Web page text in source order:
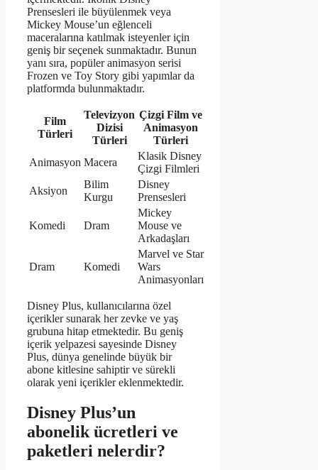
Prensesleri ile büyülenmek veya
Mickey Mouse’un eğlenceli
maceralarına katılmak isteyenler için
geniş bir seçenek sunmaktadır. Bunun
yanı sıra, popüler animasyon serisi
Frozen ve Toy Story gibi yapımlar da
platformda bulunmaktadır.
Film
Türleri
Televizyon
Dizisi
Türleri
Çizgi Film ve
Animasyon
Türleri
Animasyon Macera
Klasik Disney
Çizgi Filmleri
Aksiyon
Bilim
Kurgu
Disney
Prensesleri
Komedi Dram
Mickey
Mouse ve
Arkadaşları
Dram Komedi
Marvel ve Star
Wars
Animasyonları
Disney Plus, kullanıcılarına özel
içerikler sunarak her zevke ve yaş
grubuna hitap etmektedir. Bu geniş
içerik yelpazesi sayesinde Disney
Plus, dünya genelinde büyük bir
abone kitlesine sahiptir ve sürekli
olarak yeni içerikler eklenmektedir.
Disney Plus’un
abonelik ücretleri ve
paketleri nelerdir?